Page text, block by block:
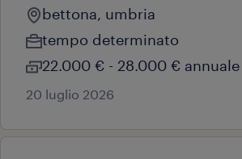
bettona, umbria
tempo determinato
22.000 € - 28.000 € annuale
20 luglio 2026